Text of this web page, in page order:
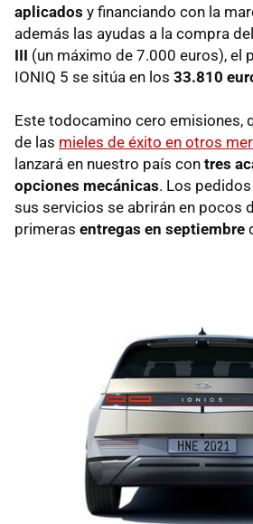
aplicados y financiando con la
además las ayudas a la compra
III (un máximo de 7.000 euros), el
IONIQ 5 se sitúa en los 33.810
Este todocamino cero emisiones,
de las mieles de éxito en otros
lanzará en nuestro país con tres
opciones mecánicas. Los
sus servicios se abrirán en pocos
primeras entregas en septiembre